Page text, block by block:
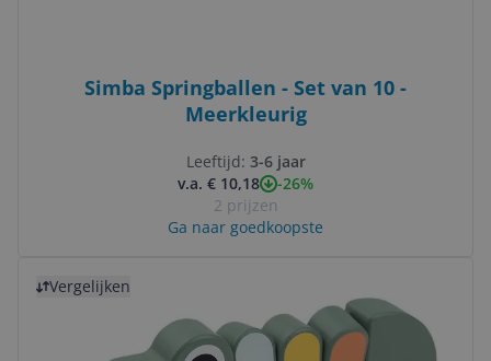
Simba Springballen - Set van 10 -
Meerkleurig
Leeftijd: 3-6 jaar
v.a. € 10,18
-26%
2 prijzen
Ga naar goedkoopste
Vergelijken